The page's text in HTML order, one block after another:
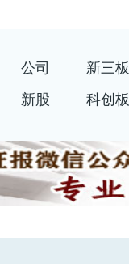
公司 新三板
新股
科创板